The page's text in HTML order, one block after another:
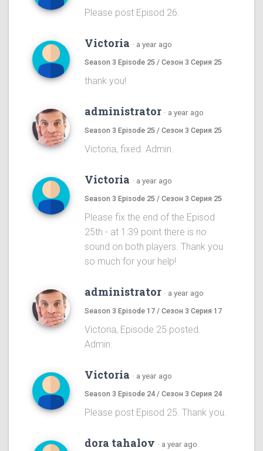
Please post Episod 26.
Victoria · a year ago
Season 3 Episode 25 / Сезон 3 Серия 25
thank you!
administrator · a year ago
Season 3 Episode 25 / Сезон 3 Серия 25
Victoria, fixed. Admin.
Victoria · a year ago
Season 3 Episode 25 / Сезон 3 Серия 25
Please fix the end of the Episod
25th - at 1:39 point there is no
sound on both players. Thank you
so much for your help!
administrator · a year ago
Season 3 Episode 17 / Сезон 3 Серия 17
Victoria, Episode 25 posted.
Admin.
Victoria · a year ago
Season 3 Episode 24 / Сезон 3 Серия 24
Please post Episod 25. Thank you.
dora tahalov · a year ago